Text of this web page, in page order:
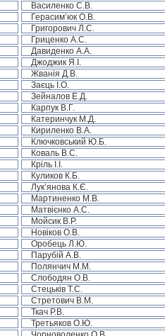
Василенко С.В.
Герасим’юк О.В.
Григорович Л.С.
Гриценко А.С.
Давиденко А.А.
Джоджик Я.І.
Жванія Д.В.
Заєць І.О.
Зейналов Е.Д.
Карпук В.Г.
Катеринчук М.Д.
Кириленко В.А.
Ключковський Ю.Б.
Коваль В.С.
Кріль І.І.
Куликов К.Б.
Лук’янова К.Є.
Мартиненко М.В.
Матвієнко А.С.
Мойсик В.Р.
Новіков О.В.
Оробець Л.Ю.
Парубій А.В.
Полянчич М.М.
Слободян О.В.
Стецьків Т.С.
Стретович В.М.
Ткач Р.В.
Третьяков О.Ю.